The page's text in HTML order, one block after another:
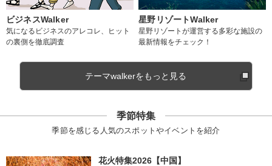
ビジネスWalker
気になるビジネスのアレコレ、ヒット
の裏側を徹底調査
星野リゾートWalker
星野リゾートが運営する多彩な施設の
最新情報をチェック！
テーマwalkerをもっと見る
季節特集
季節を感じる人気のスポットやイベントを紹介
花火特集2026【中国】